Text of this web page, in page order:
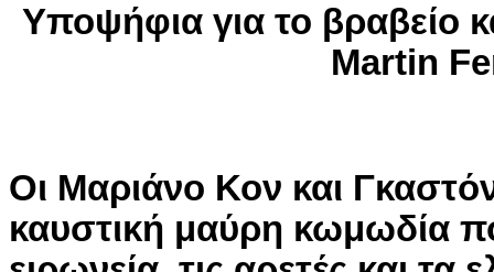
Υποψήφια για το βραβείο
Martin
Οι Μαριάνο Κον και
καυστική μαύρη κωμωδία